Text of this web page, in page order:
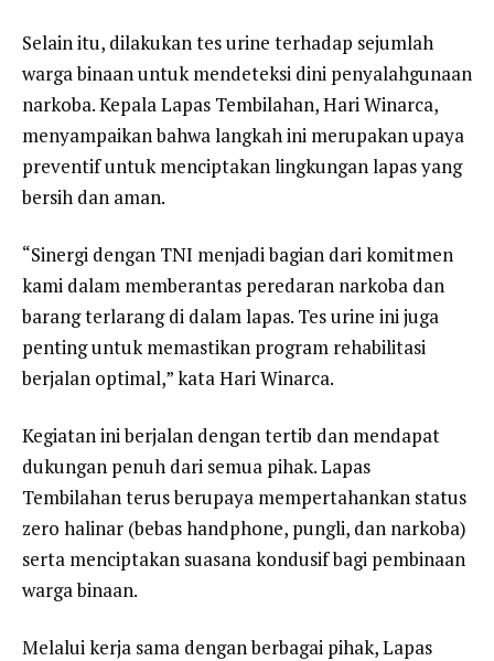
Selain itu, dilakukan tes urine terhadap sejumlah
warga binaan untuk mendeteksi dini penyalahgunaan
narkoba. Kepala Lapas Tembilahan, Hari Winarca,
menyampaikan bahwa langkah ini merupakan upaya
preventif untuk menciptakan lingkungan lapas yang
bersih dan aman.
“Sinergi dengan TNI menjadi bagian dari komitmen
kami dalam memberantas peredaran narkoba dan
barang terlarang di dalam lapas. Tes urine ini juga
penting untuk memastikan program rehabilitasi
berjalan optimal,” kata Hari Winarca.
Kegiatan ini berjalan dengan tertib dan mendapat
dukungan penuh dari semua pihak. Lapas
Tembilahan terus berupaya mempertahankan status
zero halinar (bebas handphone, pungli, dan narkoba)
serta menciptakan suasana kondusif bagi pembinaan
warga binaan.
Melalui kerja sama dengan berbagai pihak, Lapas